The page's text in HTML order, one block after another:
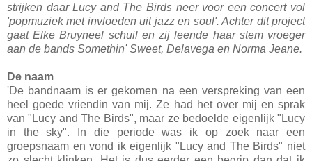
strijken daar Lucy and The Birds neer voor een concert vol
'popmuziek met invloeden uit jazz en soul'. Achter dit project
gaat Elke Bruyneel schuil en zij leende haar stem vroeger
aan de bands Somethin' Sweet, Delavega en Norma Jeane.
De naam
'De bandnaam is er gekomen na een verspreking van een
heel goede vriendin van mij. Ze had het over mij en sprak
van "Lucy and The Birds", maar ze bedoelde eigenlijk "Lucy
in the sky". In die periode was ik op zoek naar een
groepsnaam en vond ik eigenlijk "Lucy and The Birds" niet